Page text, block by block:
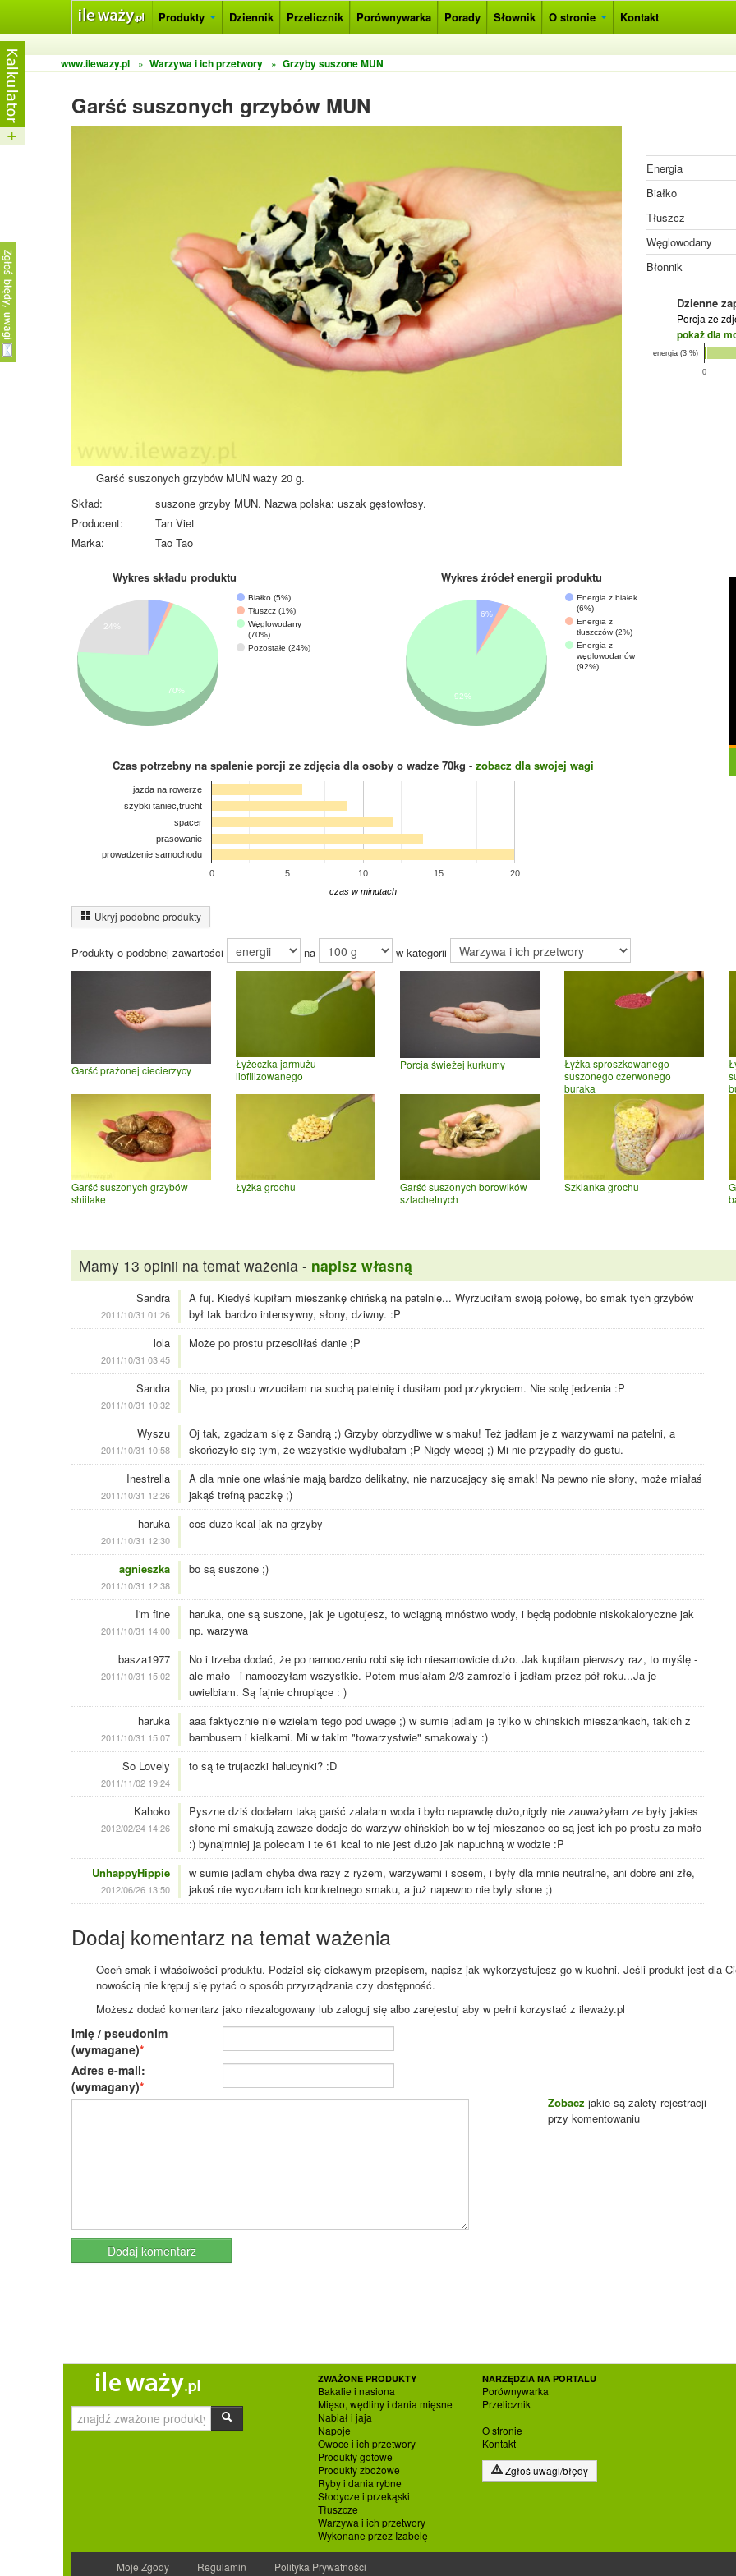
Produkty Dziennik Przelicznik Porównywarka Porady Słownik O stronie Kontakt
www.ilewazy.pl » Warzywa i ich przetwory » Grzyby suszone MUN
Garść suszonych grzybów MUN
Garść suszonych grzybów MUN waży 20 g.
Energia
Białko
Tłuszcz
Węglowodany
Błonnik
Dzienne
Porcja ze
pokaż dla
0
energia (3 %)
Skład:
suszone grzyby MUN. Nazwa polska: uszak gęstowłosy.
Producent:
Tan Viet
Marka:
Tao Tao
Wykres składu produktu
Białko (5%)
Tłuszcz (1%)
Węglowodany
(70%)
Pozostałe (24%)
24%
70%
Wykres źródeł energii produktu
Energia z białek
(6%)
Energia z
tłuszczów (2%)
Energia z
węglowodanów
(92%)
6%
92%
Czas potrzebny na spalenie porcji ze zdjęcia dla osoby o wadze 70kg - zobacz dla swojej wagi
0 5 10 15 20
jazda na rowerze
szybki taniec,trucht
spacer
prasowanie
prowadzenie samochodu
czas w minutach
Ukryj podobne produkty
Produkty o podobnej zawartości na w kategorii
Garść prażonej ciecierzycy
Łyżeczka jarmużu
liofilizowanego
Porcja świeżej kurkumy
Łyżka sproszkowanego
suszonego czerwonego
buraka
Garść suszonych grzybów
shiitake
Łyżka grochu
Garść suszonych borowików
szlachetnych
Szklanka grochu
Mamy 13 opinii na temat ważenia - napisz własną
Sandra
2011/10/31 01:26
A fuj. Kiedyś kupiłam mieszankę chińską na patelnię... Wyrzuciłam swoją połowę, bo smak tych grzybów
był tak bardzo intensywny, słony, dziwny. :P
lola
2011/10/31 03:45
Może po prostu przesoliłaś danie ;P
Sandra
2011/10/31 10:32
Nie, po prostu wrzuciłam na suchą patelnię i dusiłam pod przykryciem. Nie solę jedzenia :P
Wyszu
2011/10/31 10:58
Oj tak, zgadzam się z Sandrą ;) Grzyby obrzydliwe w smaku! Też jadłam je z warzywami na patelni, a
skończyło się tym, że wszystkie wydłubałam ;P Nigdy więcej ;) Mi nie przypadły do gustu.
Inestrella
2011/10/31 12:26
A dla mnie one właśnie mają bardzo delikatny, nie narzucający się smak! Na pewno nie słony, może miałaś
jakąś trefną paczkę ;)
haruka
2011/10/31 12:30
cos duzo kcal jak na grzyby
agnieszka
2011/10/31 12:38
bo są suszone ;)
I'm fine
2011/10/31 14:00
haruka, one są suszone, jak je ugotujesz, to wciągną mnóstwo wody, i będą podobnie niskokaloryczne jak
np. warzywa
basza1977
2011/10/31 15:02
No i trzeba dodać, że po namoczeniu robi się ich niesamowicie dużo. Jak kupiłam pierwszy raz, to myślę -
ale mało - i namoczyłam wszystkie. Potem musiałam 2/3 zamrozić i jadłam przez pół roku...Ja je
uwielbiam. Są fajnie chrupiące : )
haruka
2011/10/31 15:07
aaa faktycznie nie wzielam tego pod uwage ;) w sumie jadlam je tylko w chinskich mieszankach, takich z
bambusem i kielkami. Mi w takim "towarzystwie" smakowaly :)
So Lovely
2011/11/02 19:24
to są te trujaczki halucynki? :D
Kahoko
2012/02/24 14:26
Pyszne dziś dodałam taką garść zalałam woda i było naprawdę dużo,nigdy nie zauważyłam ze były jakies
słone mi smakują zawsze dodaje do warzyw chińskich bo w tej mieszance co są jest ich po prostu za mało
:) bynajmniej ja polecam i te 61 kcal to nie jest dużo jak napuchną w wodzie :P
UnhappyHippie
2012/06/26 13:50
w sumie jadlam chyba dwa razy z ryżem, warzywami i sosem, i były dla mnie neutralne, ani dobre ani złe,
jakoś nie wyczułam ich konkretnego smaku, a już napewno nie byly słone ;)
Dodaj komentarz na temat ważenia
Oceń smak i właściwości produktu. Podziel się ciekawym przepisem, napisz jak wykorzystujesz go w kuchni. Jeśli produkt jest dla
nowością nie krępuj się pytać o sposób przyrządzania czy dostępność.
Możesz dodać komentarz jako niezalogowany lub zaloguj się albo zarejestuj aby w pełni korzystać z ileważy.pl
Imię / pseudonim
(wymagane)
Adres e-mail:
(wymagany)
Zobacz jakie są zalety rejestracji
przy komentowaniu
ZWAŻONE PRODUKTY
Bakalie i nasiona
Mięso, wędliny i dania mięsne
Nabiał i jaja
Napoje
Owoce i ich przetwory
Produkty gotowe
Produkty zbożowe
Ryby i dania rybne
Słodycze i przekąski
Tłuszcze
Warzywa i ich przetwory
Wykonane przez Izabelę
NARZĘDZIA NA PORTALU
Porównywarka
Przelicznik
O stronie
Kontakt
Zgłoś uwagi/błędy
Moje Zgody Regulamin Polityka Prywatności